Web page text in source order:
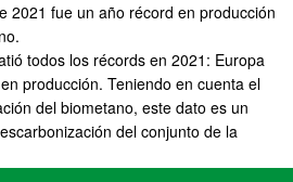
2021 fue un año récord en producción
todos los récords en 2021: Europa
producción. Teniendo en cuenta el
del biometano, este dato es un
del conjunto de la